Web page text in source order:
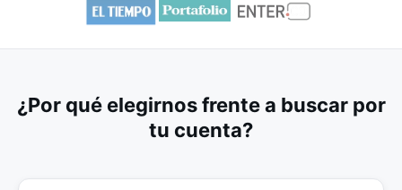
¿Por qué elegirnos frente a buscar por
tu cuenta?